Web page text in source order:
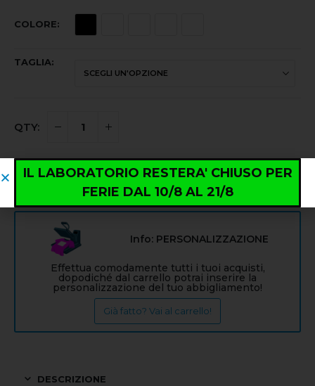
COLORE
TAGLIA
AGGIUNGI AL CARRELLO
Info: PERSONALIZZAZIONE
Effettua comodamente tutti i tuoi acquisti,
dopodiché dal carrello potrai inserire la
personalizzazione del tuo abbigliamento!
Già fatto? Vai al carrello!
DESCRIZIONE
IL LABORATORIO RESTERA' CHIUSO PER
FERIE DAL 10/8 AL 21/8